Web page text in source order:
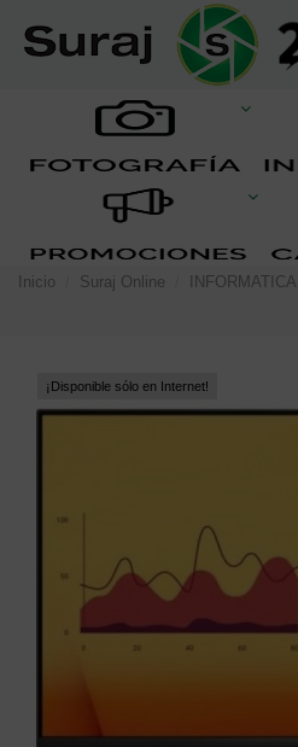
Inicio Suraj Online INFORMATICA
¡Disponible sólo en Internet!